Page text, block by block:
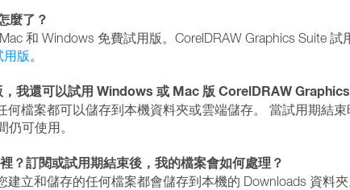
麼了？
和 Windows 免費試用版。CorelDRAW Graphics Suite
用版 。
我還可以試用 Windows 或 Mac 版 CorelDRAW
何檔案都可以儲存到本機資料夾或雲端儲存。 當試用期結
可使用。
？訂閱或試用期結束後，我的檔案會如何處理？
建立和儲存的任何檔案都會儲存到本機的 Downloads 資料